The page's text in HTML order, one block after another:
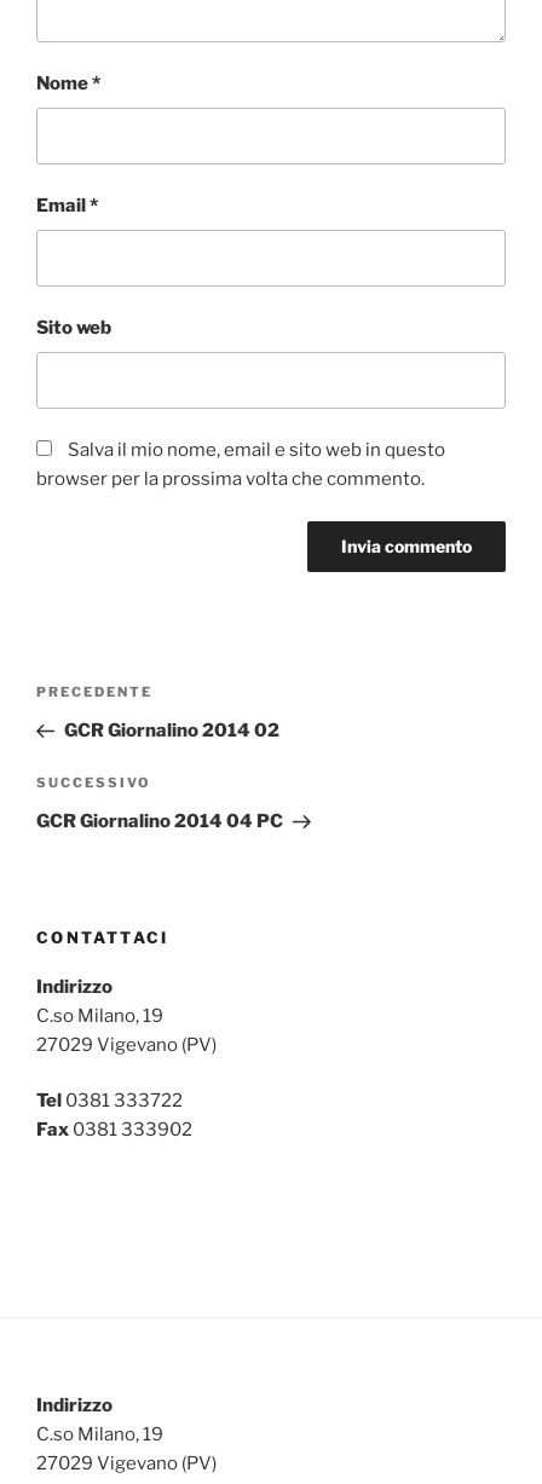
Nome*
Email *
Sito web
Salva il mio nome, email e sito web in questo
browser per la prossima volta che commento.
Navigazione
Articolo
precedente:
PRECEDENTE
GCR Giornalino 2014 02
Articolo
successivo
SUCCESSIVO
GCR Giornalino 2014 04 PC
CONTATTACI
Indirizzo
C.so Milano, 19
27029 Vigevano (PV)
Tel 0381 333722
Fax 0381 333902
Indirizzo
C.so Milano, 19
27029 Vigevano (PV)